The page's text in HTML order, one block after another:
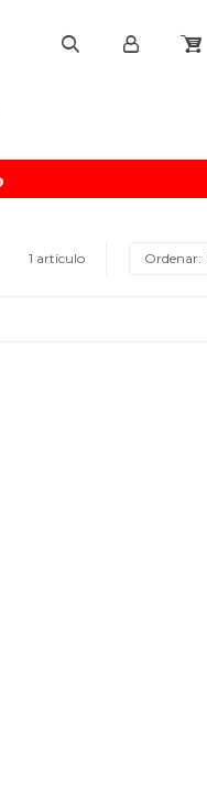
1 artículo